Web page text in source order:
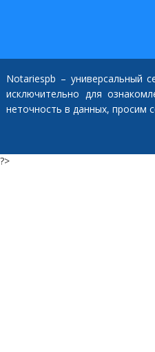
Notariespb – универсальный
исключительно для
неточность в данных, просим
?>